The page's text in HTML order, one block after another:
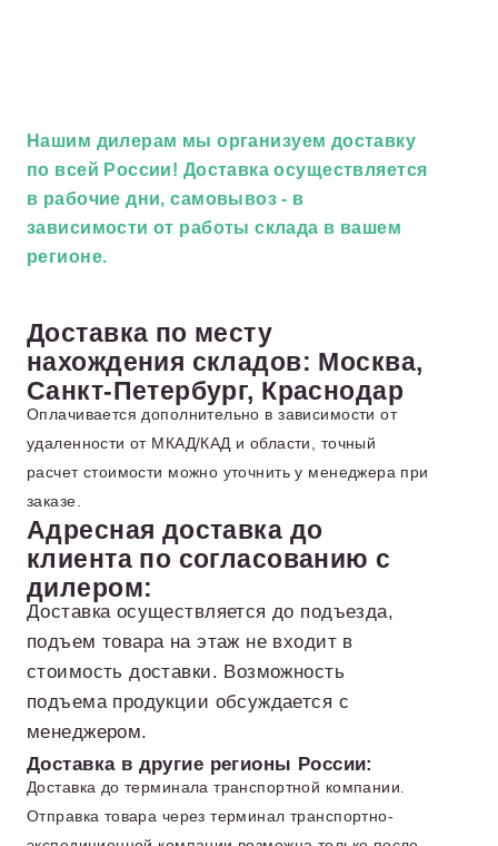
Нашим дилерам мы организуем доставку
по всей России! Доставка осуществляется
в рабочие дни, самовывоз - в
зависимости от работы склада в вашем
регионе.
Доставка по месту
нахождения складов: Москва,
Санкт-Петербург, Краснодар
Оплачивается дополнительно в зависимости от
удаленности от МКАД/КАД и области, точный
расчет стоимости можно уточнить у менеджера при
заказе.
Адресная доставка до
клиента по согласованию с
дилером:
Доставка осуществляется до подъезда,
подъем товара на этаж не входит в
стоимость доставки. Возможность
подъема продукции обсуждается с
менеджером.
Доставка в другие регионы России:
Доставка до терминала транспортной компании.
Отправка товара через терминал транспортно-